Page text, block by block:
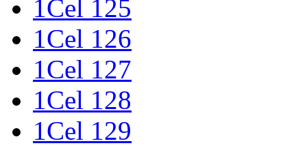
1Cel 125
1Cel 126
1Cel 127
1Cel 128
1Cel 129